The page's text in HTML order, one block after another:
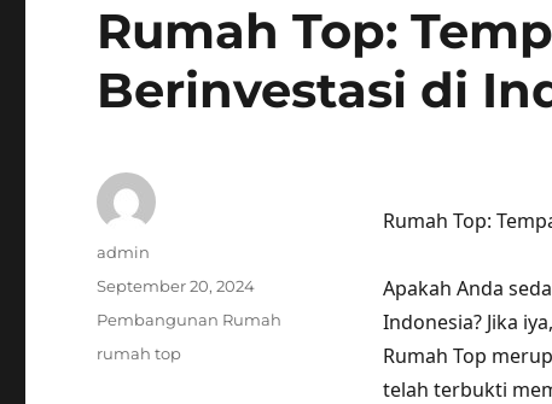
Rumah Top:
Berinvestasi di
Rumah Top:
Apakah Anda
Indonesia? Jika
Rumah Top
telah terbukti
Author
admin
Posted
September 20, 2024
Categories
Pembangunan Rumah
Tags
rumah top